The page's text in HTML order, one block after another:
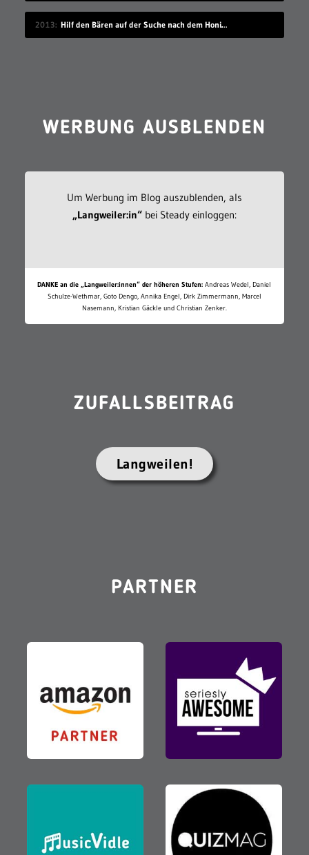
2013 Hilf den Bären auf der Suche nach dem Honigdieb
WERBUNG AUSBLENDEN
Um Werbung im Blog auszublenden, als
„Langweiler:in“bei Steady einloggen:
DANKE an die „Langweiler:innen“ der höheren Stufen: Andreas Wedel, Daniel
Schulze-Wethmar, Goto Dengo, Annika Engel, Dirk Zimmermann, Marcel
Nasemann, Kristian Gäckle und Christian Zenker.
ZUFALLSBEITRAG
Langweilen!
PARTNER